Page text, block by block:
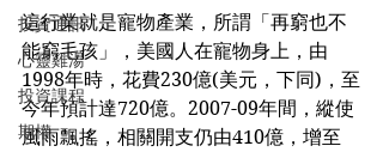
投資通訊
心靈雞湯
投資課程
期權
這行業就是寵物產業，所謂「再窮也不
能窮毛孩」，美國人在寵物身上，由
1998年時，花費230億(美元，下同)，至
今年預計達720億。2007-09年間，縱使
風雨飄搖，相關開支仍由410億，增至